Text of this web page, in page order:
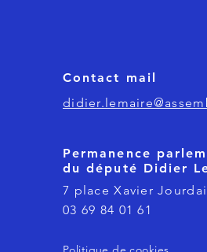
Contact mail
Permanence
du député Didier
7 place Xavier
03 69 84 01 61